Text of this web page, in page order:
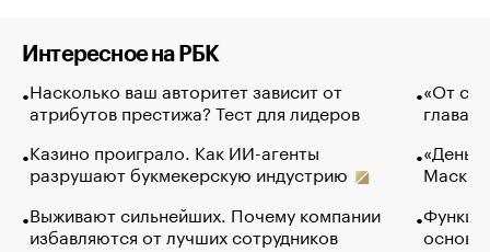
Интересное на РБК
Насколько ваш авторитет зависит от
атрибутов престижа? Тест для лидеров
Казино проиграло. Как ИИ-агенты
разрушают букмекерскую индустрию
Выживают сильнейших. Почему компании
избавляются от лучших сотрудников
«От
глава
Маск в
основ